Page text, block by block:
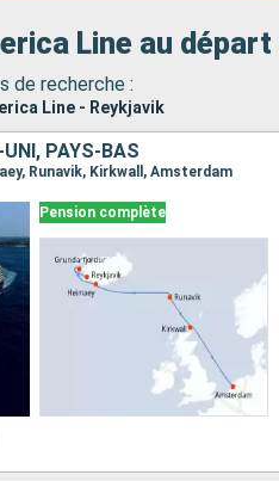
Line au départ
de recherche :
Line - Reykjavik
PAYS-BAS
Runavik, Kirkwall, Amsterdam
Pension complète